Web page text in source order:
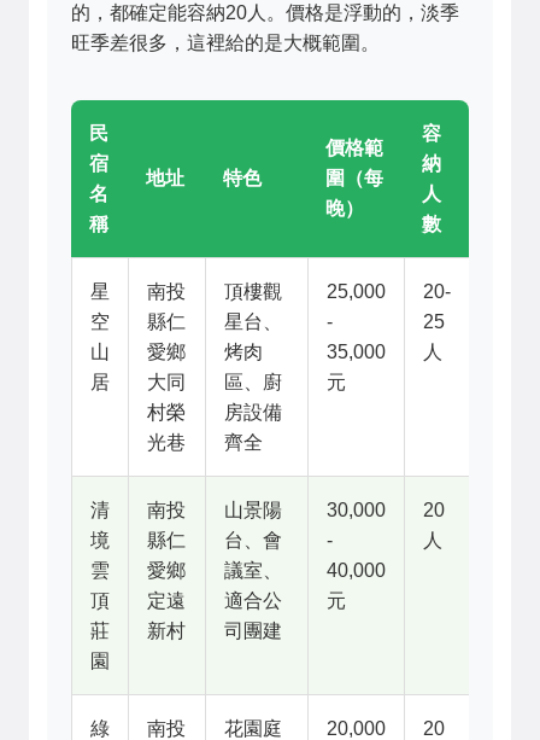
的，都確定能容納20人。價格是浮動的，淡季
旺季差很多，這裡給的是大概範圍。
民
宿
名
稱
地址 特色
價格範
圍（每
晚）
容
納
人
數
星
空
山
居
南投
縣仁
愛鄉
大同
村榮
光巷
頂樓觀
星台、
烤肉
區、廚
房設備
齊全
25,000
-
35,000
元
20-
25
人
清
境
雲
頂
莊
園
南投
縣仁
愛鄉
定遠
新村
山景陽
台、會
議室、
適合公
司團建
30,000
-
40,000
元
20
人
綠
南投
花園庭
20,000
20